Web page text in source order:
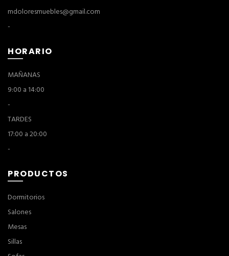
mdoloresmuebles@gmail.com
-
HORARIO
MAÑANAS
9:00 a 14:00
-
TARDES
17:00 a 20:00
-
PRODUCTOS
Dormitorios
Salones
Mesas
Sillas